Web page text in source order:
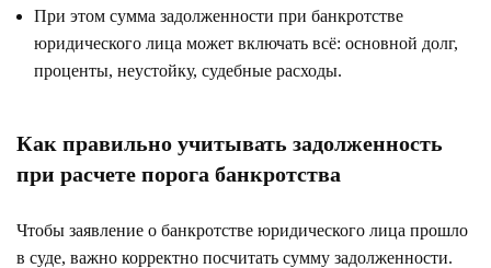
При этом сумма задолженности при банкротстве
юридического лица может включать всё: основной долг,
проценты, неустойку, судебные расходы.
Как правильно учитывать задолженность
при расчете порога банкротства
Чтобы заявление о банкротстве юридического лица прошло
в суде, важно корректно посчитать сумму задолженности.